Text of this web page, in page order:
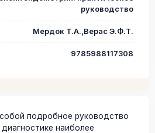
руководство
Мердок Т.А.,Верас Э.Ф.Т.
9785988117308
подробное руководство
наиболее